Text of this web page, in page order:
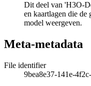
Dit deel van 'H3O-
en kaartlagen die de
model weergeven.
Meta-metadata
File identifier
9bea8e37-141e-